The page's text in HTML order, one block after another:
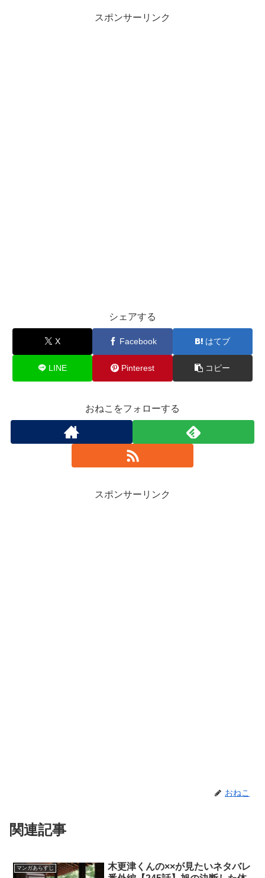
スポンサーリンク
シェアする
X Facebook はてブ
LINE Pinterest コピー
おねこをフォローする
スポンサーリンク
おねこ
関連記事
マンガあらすじ
木更津くんの××が見たいネタバレ